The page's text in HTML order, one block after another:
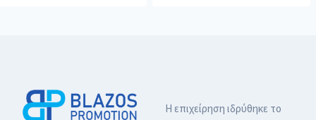
Η επιχείρηση ιδρύθηκε το